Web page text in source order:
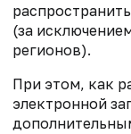
(за
регионов).
При этом, как
электронной